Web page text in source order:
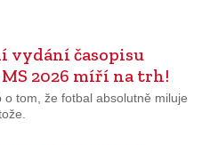
vydání časopisu
2026 míří na trh!
o tom, že fotbal absolutně miluje